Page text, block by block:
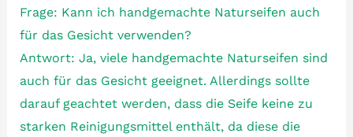
Frage: Kann ich handgemachte Naturseifen auch
für das Gesicht verwenden?
Antwort: Ja, viele handgemachte Naturseifen sind
auch für das Gesicht geeignet. Allerdings sollte
darauf geachtet werden, dass die Seife keine zu
starken Reinigungsmittel enthält, da diese die